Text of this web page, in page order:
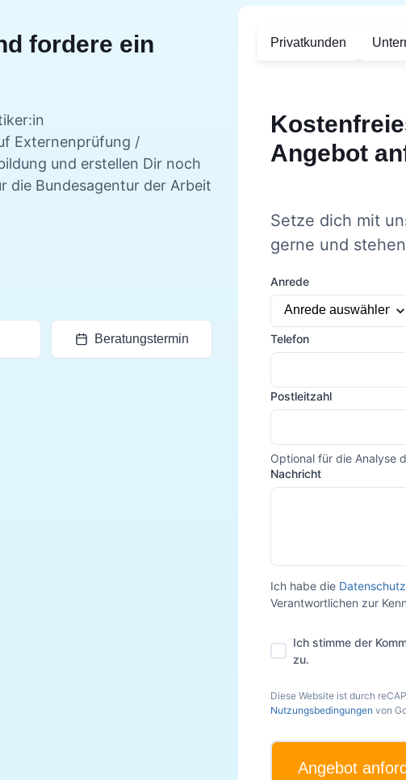
fordere ein
Externenprüfung /
und erstellen Dir noch
die Bundesagentur der Arbeit
Beratungstermin
Privatkunden
Angebot
Setze dich mit
gerne und
Anrede
Telefon
Postleitzahl
Optional für die Analyse
Nachricht
Ich habe die
Verantwortlichen zur
Ich stimme der
zu.
Diese Website ist durch
Nutzungsbedingungen von
Angebot